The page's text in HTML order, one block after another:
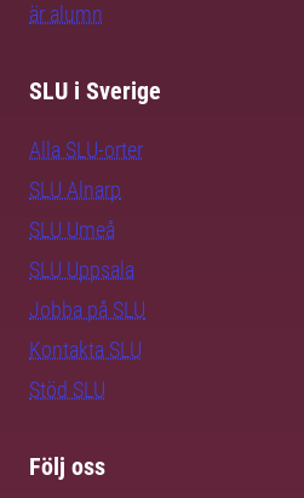
är alumn
SLU i Sverige
Alla SLU-orter
SLU Alnarp
SLU Umeå
SLU Uppsala
Jobba på SLU
Kontakta SLU
Stöd SLU
Följ oss